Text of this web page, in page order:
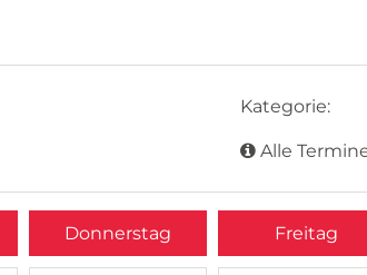
Kategorie:
Alle
Donnerstag Freitag